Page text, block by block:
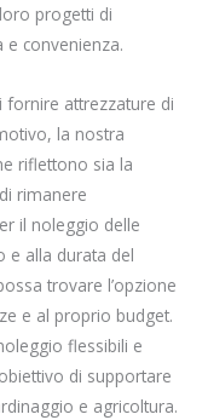
progetti di
e convenienza.
fornire attrezzature di
la nostra
riflettono sia la
rimanere
il noleggio delle
e alla durata del
trovare l’opzione
e al proprio budget.
flessibili e
di supportare
e agricoltura.